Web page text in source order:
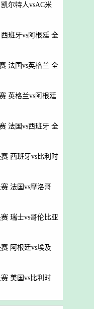
尔特人vsAC米
班牙vs阿根廷 全
法国vs英格兰 全
英格兰vs阿根廷
法国vs西班牙 全
西班牙vs比利时
法国vs摩洛哥
瑞士vs哥伦比亚
阿根廷vs埃及
美国vs比利时